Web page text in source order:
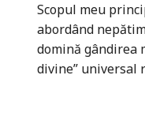
Scopul meu
abordând
domină gândirea
divine” universal